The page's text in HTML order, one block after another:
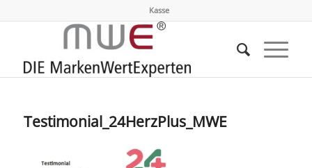
Kasse
Testimonial_24HerzPlus_MWE